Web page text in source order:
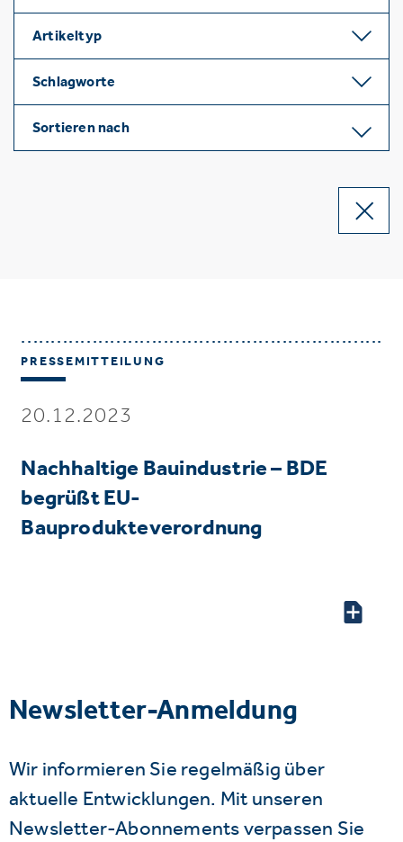
Artikeltyp
Schlagworte
Sortieren nach
PRESSEMITTEILUNG
20.12.2023
Nachhaltige Bauindustrie – BDE
begrüßt EU-
Bauprodukteverordnung
Newsletter-Anmeldung
Wir informieren Sie regelmäßig über
aktuelle Entwicklungen. Mit unseren
Newsletter-Abonnements verpassen Sie